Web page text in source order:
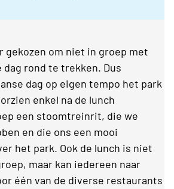
gekozen om niet in groep met
dag rond te trekken. Dus
dag op eigen tempo het park
enkel na de lunch
een stoomtreinrit, die we
en die ons een mooi
het park. Ook de lunch is niet
maar kan iedereen naar
één van de diverse restaurants